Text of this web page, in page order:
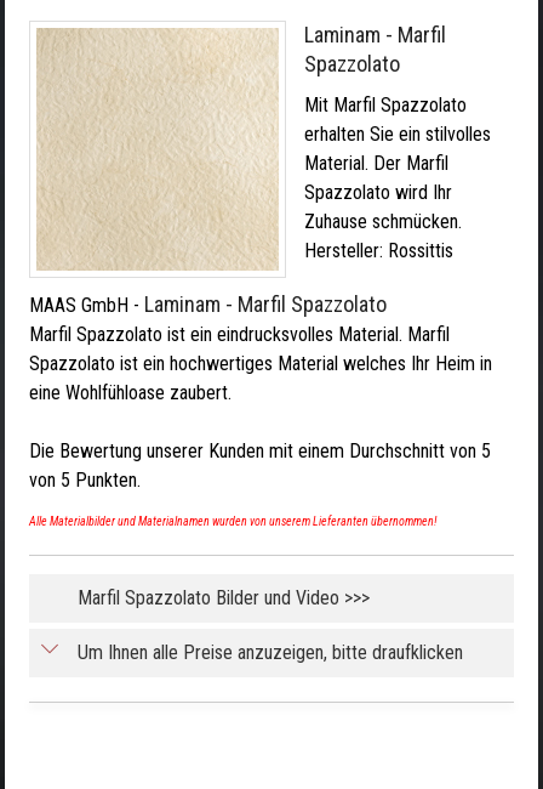
Laminam - Marfil
Spazzolato
Mit Marfil Spazzolato
erhalten Sie ein stilvolles
Material. Der Marfil
Spazzolato wird Ihr
Zuhause schmücken.
Hersteller: Rossittis
MAAS GmbH - Laminam - Marfil Spazzolato
Marfil Spazzolato ist ein eindrucksvolles Material. Marfil
Spazzolato ist ein hochwertiges Material welches Ihr Heim in
eine Wohlfühloase zaubert.
Die Bewertung unserer Kunden mit einem Durchschnitt von 5
von 5 Punkten.
Alle Materialbilder und Materialnamen wurden von unserem Lieferanten übernommen!
Marfil Spazzolato Bilder und Video >>>
Um Ihnen alle Preise anzuzeigen, bitte draufklicken